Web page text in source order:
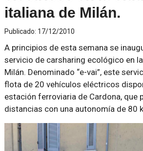
italiana de Milán.
Publicado: 17/12/2010
A principios de esta semana se
servicio de carsharing ecológico en
Milán. Denominado “e-vai”, este
flota de 20 vehículos eléctricos
estación ferroviaria de Cardona, que
distancias con una autonomía de 80